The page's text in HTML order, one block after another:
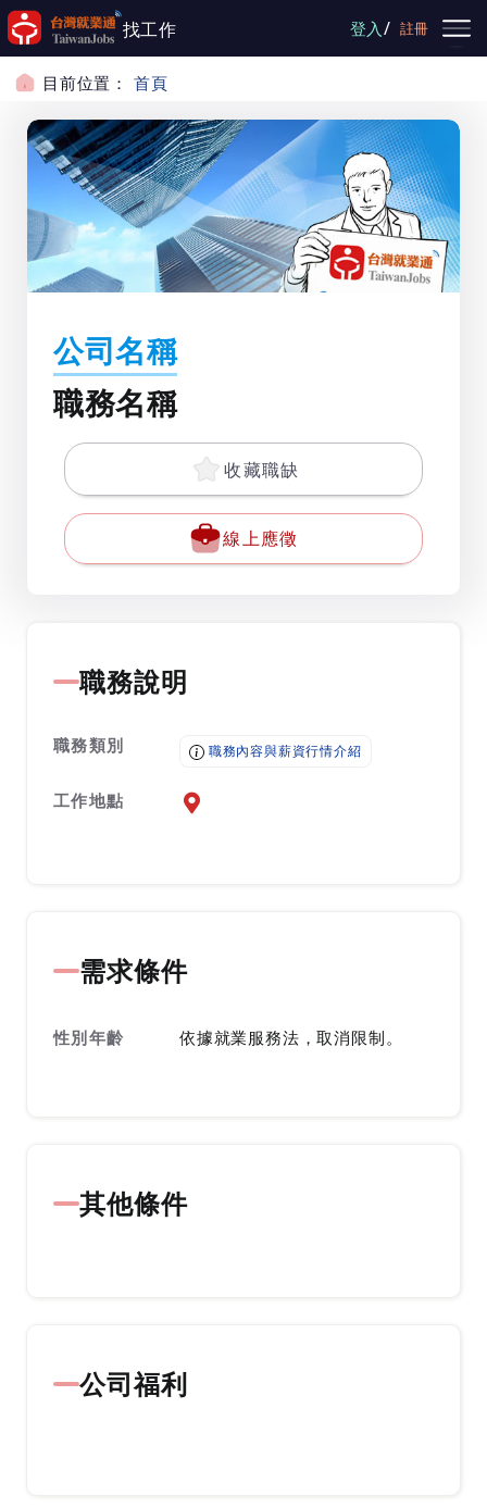
跳到主要內容
找工作 登入/ 註冊
目前位置： 首頁
公司名稱
職務名稱
收藏職缺
線上應徵
職務說明
職務類別 職務內容與薪資行情介紹
工作地點 前往查看地圖
需求條件
性別年齡 依據就業服務法，取消限制。
其他條件
公司福利